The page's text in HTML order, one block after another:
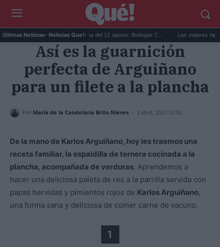
Últimas Noticias- Noticias Que!:
Eclipse solar en Cariñena del 12 agosto: Bodegas C... Las mejores
Así es la guarnición
perfecta de Arguiñano
para un filete a la plancha
Por María de la Candelaria Brito Nieves - 3 abril, 2023 12:02
De la mano de Karlos Arguiñano, hoy les traemos una
receta familiar, la espaldilla de ternera cocinada a la
plancha, acompañada de verduras. Aprendemos a
hacer una deliciosa paleta de res a la parrilla servida con
papas hervidas y pimientos rojos de Karlos Arguiñano,
una forma sana y deliciosa de comer carne de vacuno.
1